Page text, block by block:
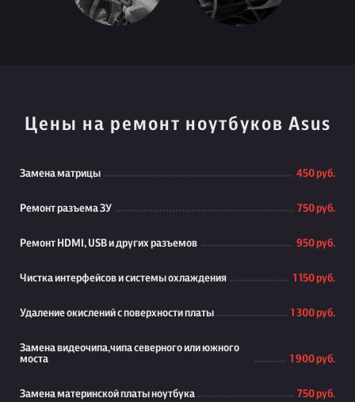
Цены на ремонт ноутбуков Asus
Замена матрицы 450 руб.
Ремонт разъема ЗУ 750 руб.
Ремонт HDMI, USB и других разъемов 950 руб.
Чистка интерфейсов и системы охлаждения 1 150 руб.
Удаление окислений с поверхности платы 1 300 руб.
Замена видеочипа,чипа северного или южного
моста
1 900 руб.
Замена материнской платы ноутбука 750 руб.